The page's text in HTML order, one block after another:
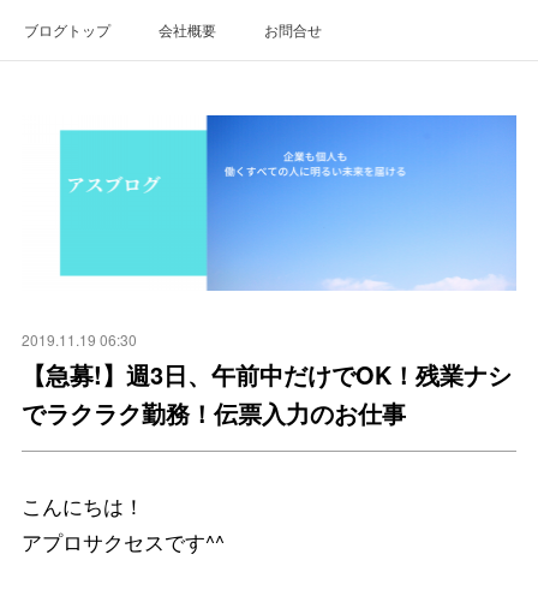
ブログトップ 会社概要 お問合せ
2019.11.19 06:30
【急募!】週3日、午前中だけでOK！残業ナシ
でラクラク勤務！伝票入力のお仕事
こんにちは！
アプロサクセスです^^